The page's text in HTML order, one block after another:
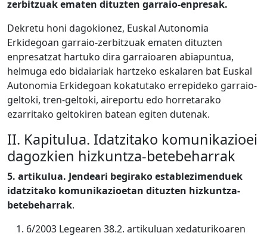
zerbitzuak ematen dituzten garraio-enpresak.
Dekretu honi dagokionez, Euskal Autonomia
Erkidegoan garraio-zerbitzuak ematen dituzten
enpresatzat hartuko dira garraioaren abiapuntua,
helmuga edo bidaiariak hartzeko eskalaren bat Euskal
Autonomia Erkidegoan kokatutako errepideko garraio-
geltoki, tren-geltoki, aireportu edo horretarako
ezarritako geltokiren batean egiten dutenak.
II. Kapitulua. Idatzitako komunikazioei
dagozkien hizkuntza-betebeharrak
5. artikulua. Jendeari begirako establezimenduek
idatzitako komunikazioetan dituzten hizkuntza-
betebeharrak.
6/2003 Legearen 38.2. artikuluan xedaturikoaren